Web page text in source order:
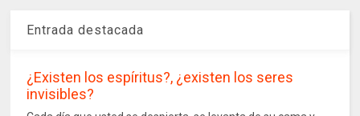
Entrada destacada
¿Existen los espíritus?, ¿existen los seres
invisibles?